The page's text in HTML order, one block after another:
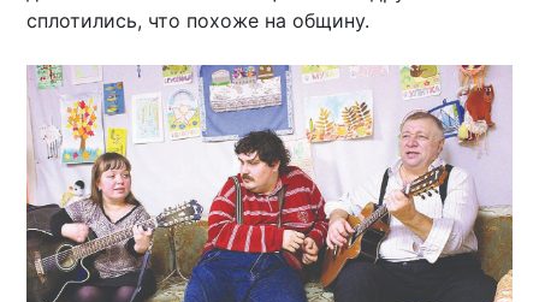
сплотились, что похоже на общину.